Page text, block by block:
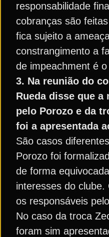
responsabilidade
cobranças são
fica sujeito a
constrangimento a
de impeachment é
3. Na reunião do
Rueda disse que a
pelo Porozo e da
foi a apresentada
São casos
Porozo foi
de forma
interesses do
os responsáveis
No caso da troca
foram sim